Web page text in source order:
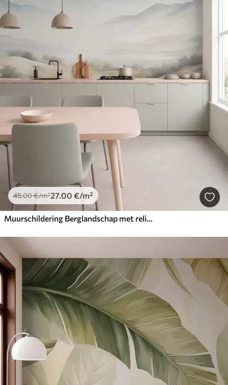
45.00€/m²27.00 €/m²
Muurschildering Berglandschap met reliëf